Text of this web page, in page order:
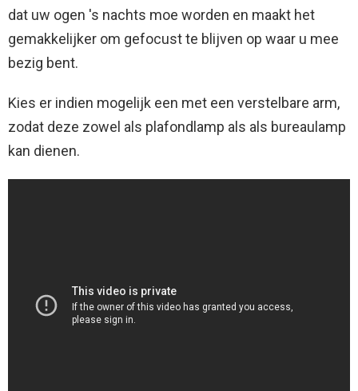
dat uw ogen 's nachts moe worden en maakt het
gemakkelijker om gefocust te blijven op waar u mee
bezig bent.
Kies er indien mogelijk een met een verstelbare arm,
zodat deze zowel als plafondlamp als als bureaulamp
kan dienen.